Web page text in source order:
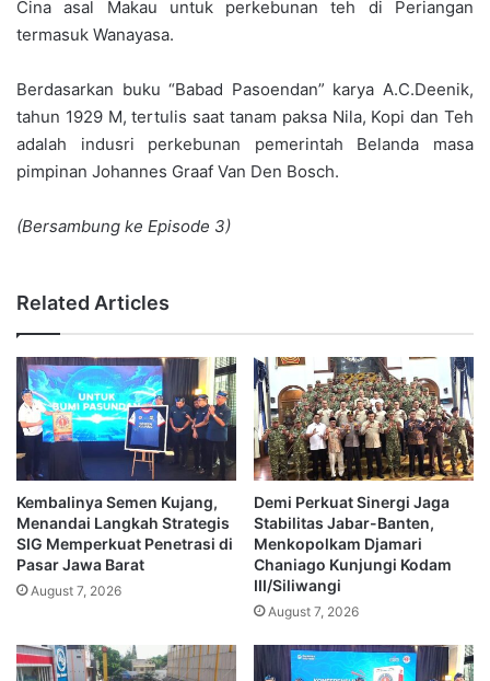
Cina asal Makau untuk perkebunan teh di Periangan
termasuk Wanayasa.
Berdasarkan buku “Babad Pasoendan” karya A.C.Deenik,
tahun 1929 M, tertulis saat tanam paksa Nila, Kopi dan Teh
adalah indusri perkebunan pemerintah Belanda masa
pimpinan Johannes Graaf Van Den Bosch.
(Bersambung ke Episode 3)
Related Articles
Kembalinya Semen Kujang,
Menandai Langkah Strategis
SIG Memperkuat Penetrasi di
Pasar Jawa Barat
August 7, 2026
Demi Perkuat Sinergi Jaga
Stabilitas Jabar-Banten,
Menkopolkam Djamari
Chaniago Kunjungi Kodam
III/Siliwangi
August 7, 2026